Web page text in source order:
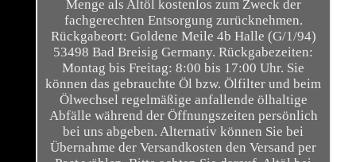
Menge als Altöl kostenlos zum Zweck der
fachgerechten Entsorgung zurücknehmen.
Rückgabeort: Goldene Meile 4b Halle (G/1/94)
53498 Bad Breisig Germany. Rückgabezeiten:
Montag bis Freitag: 8:00 bis 17:00 Uhr. Sie
können das gebrauchte Öl bzw. Ölfilter und beim
Ölwechsel regelmäßige anfallende ölhaltige
Abfälle während der Öffnungszeiten persönlich
bei uns abgeben. Alternativ können Sie bei
Übernahme der Versandkosten den Versand per